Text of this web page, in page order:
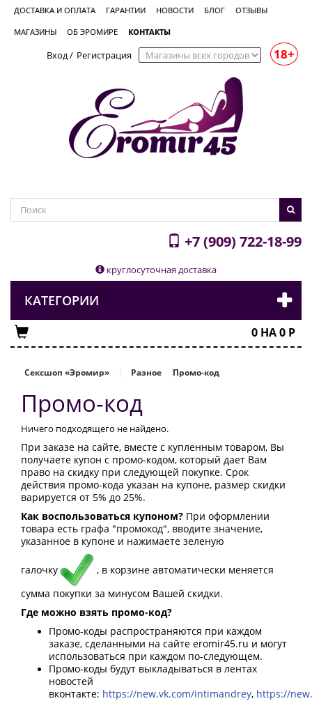
ДОСТАВКА И ОПЛАТА ГАРАНТИИ НОВОСТИ БЛОГ ОТЗЫВЫ
МАГАЗИНЫ ОБ ЭРОМИРЕ КОНТАКТЫ
Вход/ Регистрация 18+
+7 (909) 722-18-99
круглосуточная доставка
КАТЕГОРИИ
0 НА0 Р
Сексшоп «Эромир» Разное Промо-код
Промо-код
Ничего подходящего не найдено.
При заказе на сайте, вместе с купленным товаром, Вы
получаете купон с промо-кодом, который дает Вам
право на скидку при следующей покупке. Срок
действия промо-кода указан на купоне, размер скидки
варируется от 5% до 25%.
Как воспользоваться купоном? При оформлении
товара есть графа "промокод", вводите значение,
указанное в купоне и нажимаете зеленую
галочку
, в корзине автоматически меняется
сумма покупки за минусом Вашей скидки.
Где можно взять промо-код?
Промо-коды распространяются при каждом
заказе, сделанными на сайте eromir45.ru и могут
использоваться при каждом по-следующем.
Промо-коды будут выкладываться в лентах
новостей
вконтакте: https://new.vk.com/intimandrey, https://